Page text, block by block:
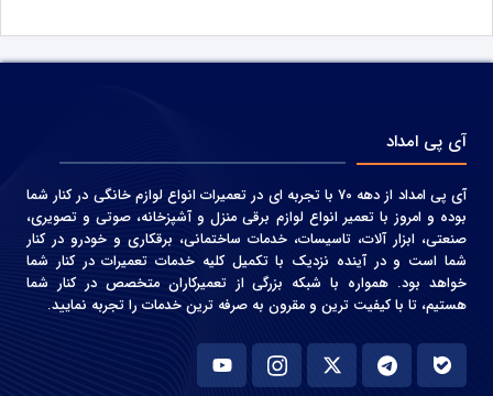
آی پی امداد
آی پی امداد از دهه 70 با تجربه ای در تعمیرات انواع لوازم خانگی در کنار شما
بوده و امروز با تعمیر انواع لوازم برقی منزل و آشپزخانه، صوتی و‌ تصویری،
صنعتی، ابزار آلات، تاسیسات، خدمات ساختمانی، برقکاری و خودرو در کنار
شما است و در آینده نزدیک با تکمیل کلیه خدمات تعمیرات در کنار شما
خواهد بود. همواره با شبکه بزرگی از تعمیرکاران متخصص در کنار شما
هستیم، تا با کیفیت ترین و مقرون به صرفه ترین خدمات را تجربه نمایید.